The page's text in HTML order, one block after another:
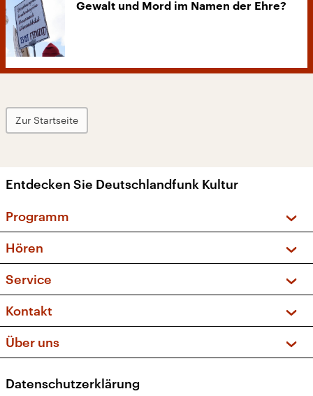
Gewalt und Mord im Namen der Ehre?
Zur Startseite
Entdecken Sie Deutschlandfunk Kultur
Programm
Sendungen und Podcasts
Musikliste
Kakadu – Das Kinderprogramm
Hören
Frequenzen (UKW + DAB+)
Service
FAQ
Apps
Newsletter
Kontakt
Social Media
Über uns
Presse
Datenschutzerklärung